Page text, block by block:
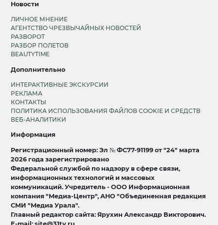
Новости
ЛИЧНОЕ МНЕНИЕ
АГЕНТСТВО ЧРЕЗВЫЧАЙНЫХ НОВОСТЕЙ
РАЗВОРОТ
РАЗБОР ПОЛЕТОВ
BEAUTYTIME
Дополнительно
ИНТЕРАКТИВНЫЕ ЭКСКУРСИИ
РЕКЛАМА
КОНТАКТЫ
ПОЛИТИКА ИСПОЛЬЗОВАНИЯ ФАЙЛОВ COOKIE И СРЕДСТВ
ВЕБ-АНАЛИТИКИ
Информация
Регистрационный номер: Эл № ФС77-91199 от "24" марта
2026 года зарегистрировано
Федеральной службой по надзору в сфере связи,
информационных технологий и массовых
коммуникаций. Учредитель - ООО Информационная
компания "Медиа-Центр", АНО "Объединенная редакция
СМИ "Медиа Урала".
Главный редактор сайта: Ярухин Александр Викторович.